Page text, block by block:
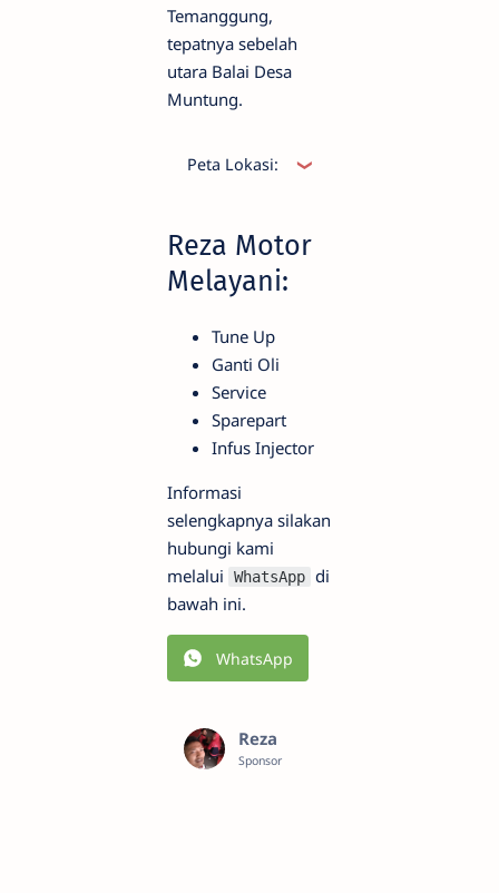
Temanggung,
tepatnya sebelah
utara Balai Desa
Muntung.
Peta Lokasi:
Reza Motor
Melayani:
Tune Up
Ganti Oli
Service
Sparepart
Infus Injector
Informasi
selengkapnya silakan
hubungi kami
melalui
WhatsApp di
bawah ini.
WhatsApp
Reza
Sponsor